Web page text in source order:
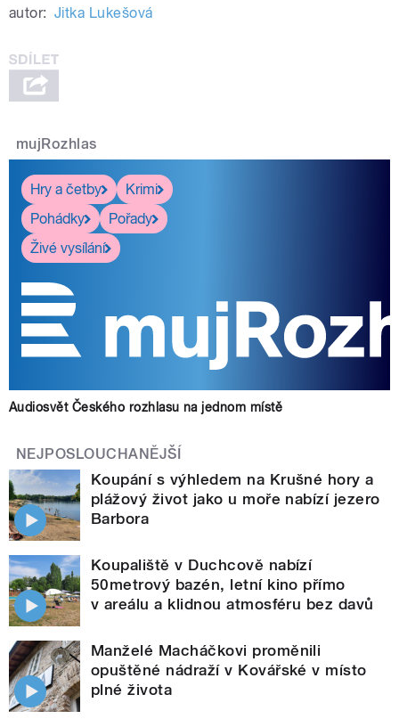
autor: Jitka Lukešová
mujRozhlas
Hry a četby
Krimi
Pohádky
Pořady
Živé vysílání
Audiosvět Českého rozhlasu na jednom místě
NEJPOSLOUCHANĚJŠÍ
Koupání s výhledem na Krušné hory a
plážový život jako u moře nabízí jezero
Barbora
Koupaliště v Duchcově nabízí
50metrový bazén, letní kino přímo
v areálu a klidnou atmosféru bez davů
Manželé Macháčkovi proměnili
opuštěné nádraží v Kovářské v místo
plné života